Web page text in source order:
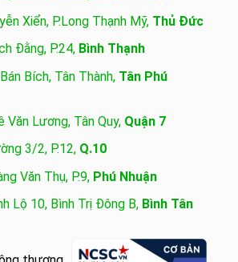
Xiển, P.Long Thạnh Mỹ, Thủ Đức
Đằng, P.24, Bình Thạnh
Bích, Tân Thành, Tân Phú
Văn Lương, Tân Quy, Quận 7
3/2, P.12, Q.10
Văn Thụ, P.9, Phú Nhuận
Lộ 10, Bình Trị Đông B, Bình Tân